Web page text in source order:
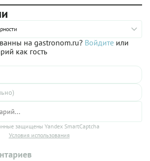
на gastronom.ru? Войдите или
как гость
защищены Yandex SmartCaptcha
Условия использования